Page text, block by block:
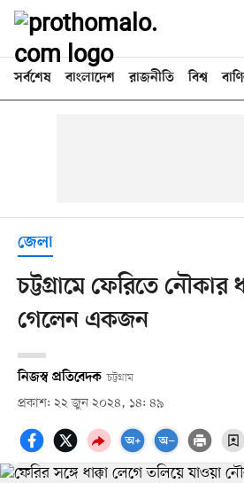
সর্বশেষ বাংলাদেশ রাজনীতি বিশ্ব
জেলা
চট্টগ্রামে ফেরিতে নৌকার
গেলেন একজন
নিজস্ব প্রতিবেদক চট্টগ্রাম
প্রকাশ: ২২ জুন ২০২৪, ১৪: ৪৯